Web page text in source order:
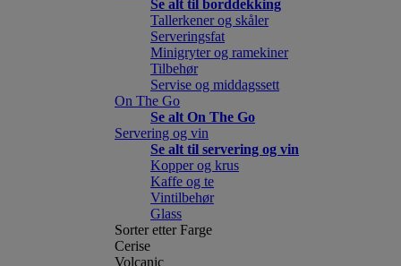
Se alt til borddekking
Tallerkener og skåler
Serveringsfat
Minigryter og ramekiner
Tilbehør
Servise og middagssett
On The Go
Se alt On The Go
Servering og vin
Se alt til servering og vin
Kopper og krus
Kaffe og te
Vintilbehør
Glass
Sorter etter Farge
Cerise
Volcanic